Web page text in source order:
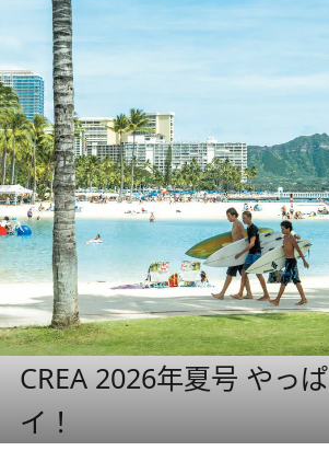
CREA 2026年夏号 やっ
イ！